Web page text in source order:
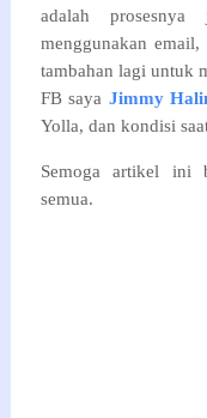
adalah
menggunakan
tambahan lagi untuk
FB saya Jimmy
Yolla, dan kondisi
Semoga artikel ini
semua.